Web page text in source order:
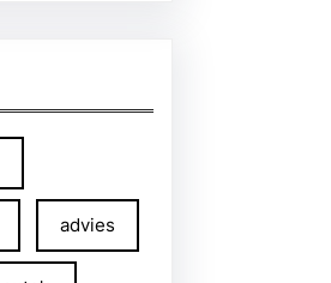
advies